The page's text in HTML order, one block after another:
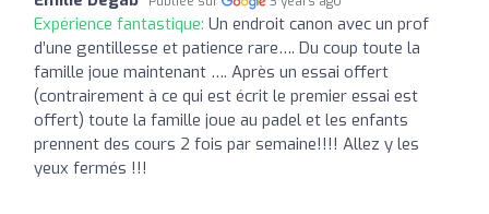
Expérience fantastique: Un endroit canon avec un prof
d’une gentillesse et patience rare…. Du coup toute la
famille joue maintenant …. Après un essai offert
(contrairement à ce qui est écrit le premier essai est
offert) toute la famille joue au padel et les enfants
prennent des cours 2 fois par semaine!!!! Allez y les
yeux fermés !!!